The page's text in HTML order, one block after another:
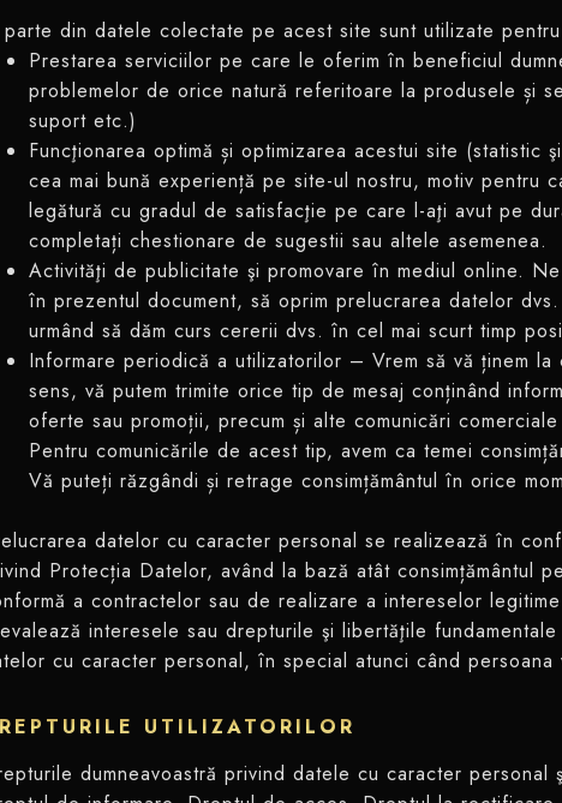
din datele colectate pe acest site sunt utilizate
Prestarea serviciilor pe care le oferim în beneficiul
problemelor de orice natură referitoare la produsele și
suport etc.)
Funcţionarea optimă și optimizarea acestui site
cea mai bună experiență pe site-ul nostru, motiv pentru
legătură cu gradul de satisfacţie pe care l-aţi avut pe
completați chestionare de sugestii sau altele asemenea.
Activităţi de publicitate şi promovare în mediul online.
în prezentul document, să oprim prelucrarea datelor
urmând să dăm curs cererii dvs. în cel mai scurt timp
Informare periodică a utilizatorilor – Vrem să vă ținem
sens, vă putem trimite orice tip de mesaj conținând
oferte sau promoții, precum și alte comunicări
Pentru comunicările de acest tip, avem ca temei
Vă puteți răzgândi și retrage consimțământul în orice
datelor cu caracter personal se realizează în
Protecția Datelor, având la bază atât consimțământul
a contractelor sau de realizare a intereselor
interesele sau drepturile şi libertăţile
cu caracter personal, în special atunci când persoana
UTILIZATORILOR
dumneavoastră privind datele cu caracter